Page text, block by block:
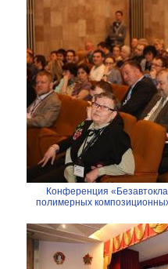
Конференция
полимерных